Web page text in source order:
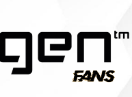
al
contenido